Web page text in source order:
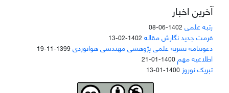
آخرین اخبار
رتبه علمی 1402-06-08
فرمت جدید نگارش مقاله 1402-02-13
دعوتنامه نشریه علمی پژوهشی مهندسی هوانوردی1399-11-19
اطلاعیه مهم1400-01-21
تبریک نوروز 1400-01-13